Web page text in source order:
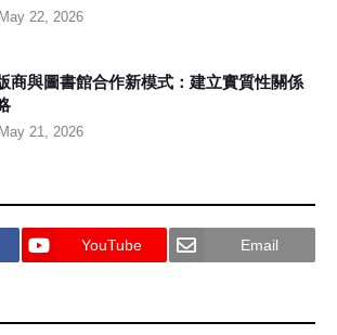
May 22, 2026
商與圖書館合作新模式：建立實質性關係
May 21, 2026
YouTube Email